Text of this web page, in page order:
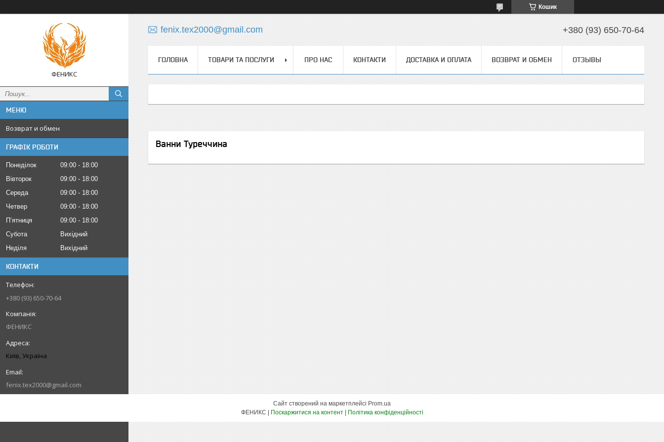
Кошик
ФЕНИКС
Возврат и обмен
ГРАФІК РОБОТИ
Понеділок 09:00
18:00
Вівторок
09:00
18:00
Середа
09:00
18:00
Четвер
09:00
18:00
Пʼятниця
09:00
18:00
Субота
Вихідний
Неділя
Вихідний
КОНТАКТИ
+380 (93) 650-70-64
ФЕНИКС
Київ, Україна
fenix.tex2000@gmail.com
fenix.tex2000@gmail.com +380 (93) 650-70-64
ГОЛОВНА ТОВАРИ ТА ПОСЛУГИ ПРО НАС КОНТАКТИ ДОСТАВКА И ОПЛАТА ВОЗВРАТ И ОБМЕН ОТЗЫВЫ
Ванни Туреччина
Сайт створений на маркетплейсі Prom.ua
Поскаржитися на контент Політика конфіденційності